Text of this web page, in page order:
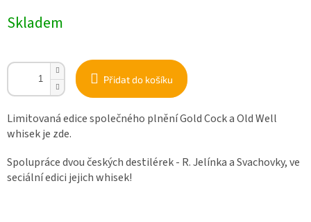
cena:
Skladem
Přidat do košíku
Limitovaná edice společného plnění Gold Cock a Old Well
whisek je zde.
Spolupráce dvou českých destilérek - R. Jelínka a Svachovky, ve
seciální edici jejich whisek!